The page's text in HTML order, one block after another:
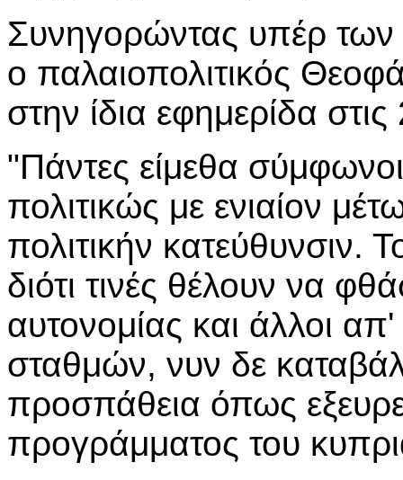
Συνηγορώντας υπέρ
ο παλαιοπολιτικός
στην ίδια εφημερίδα
"Πάντες είμεθα
πολιτικώς με ενιαίον
πολιτικήν κατεύθυνσιν.
διότι τινές θέλουν να
αυτονομίας και άλλοι
σταθμών, νυν δε
προσπάθεια όπως
προγράμματος του